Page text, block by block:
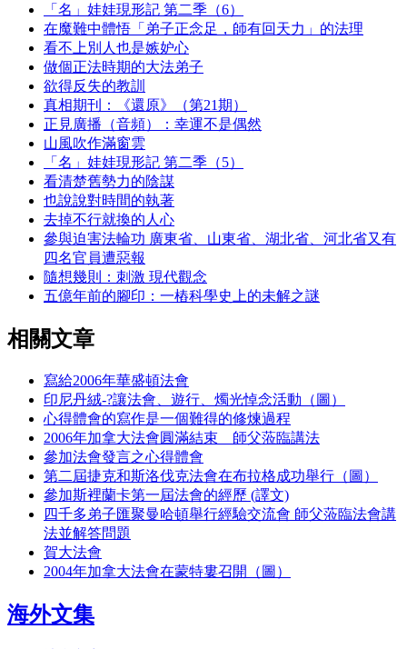
「名」娃娃現形記 第二季（6）
在魔難中體悟「弟子正念足，師有回天力」的法理
看不上別人也是嫉妒心
做個正法時期的大法弟子
欲得反失的教訓
真相期刊：《還原》（第21期）
正見廣播（音頻）：幸運不是偶然
山風吹作滿窗雲
「名」娃娃現形記 第二季（5）
看清楚舊勢力的陰謀
也說說對時間的執著
去掉不行就換的人心
參與迫害法輪功 廣東省、山東省、湖北省、河北省又有
四名官員遭惡報
隨想幾則：刺激 現代觀念
五億年前的腳印：一樁科學史上的未解之謎
相關文章
寫給2006年華盛頓法會
印尼丹絨-?讓法會、遊行、燭光悼念活動（圖）
心得體會的寫作是一個難得的修煉過程
2006年加拿大法會圓滿結束 師父蒞臨講法
參加法會發言之心得體會
第二屆捷克和斯洛伐克法會在布拉格成功舉行（圖）
參加斯裡蘭卡第一屆法會的經歷 (譯文)
四千多弟子匯聚曼哈頓舉行經驗交流會 師父蒞臨法會講
法並解答問題
賀大法會
2004年加拿大法會在蒙特婁召開（圖）
海外文集